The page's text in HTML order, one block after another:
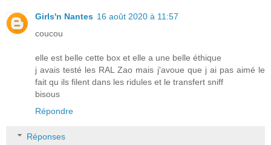
Girls'n Nantes 16 août 2020 à 11:57
coucou
elle est belle cette box et elle a une belle éthique
j avais testé les RAL Zao mais j'avoue que j ai pas aimé le
fait qu ils filent dans les ridules et le transfert sniff
bisous
Répondre
Réponses